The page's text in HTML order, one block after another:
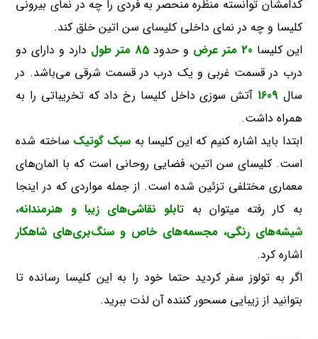
کدامشان توانسته منظره منحصر به فردی را چه در نمای بیرونی
کلیسا و چه در نمای داخلی کلیسای سن اتین خلق کند.
این کلیسا 20 متر عرض و حدود 85 متر طول
دارد و دارای دو
درب در قسمت غربی و یک درب در قسمت شرقی می‌باشد. در
سال1609 آتش سوزی داخل کلیسا رخ داد که تخریباتی را به
همراه داشت.
ابتدا باید اشاره کنیم که این کلیسا به سبک گوتیک ساخته شده
است. کلیسای سن اتین، فضایی روحانی است که با المان‌های
معماری مختلفی تزئین شده است. از جمله مواردی که در اینجا
به کار رفته میتوان به تابلو نقاشی‌های زیبا و هنرمندانه،
شیشه‌های رنگی، مجسمه‌های خاص و سنگ‌بری‌های شاهکار
اشاره کرد.
اگر به تولوز سفر کردید حتما خود را به این کلیسا رسانده تا
بتوانید از زیبایی مسحور کننده آن لذت ببرید.